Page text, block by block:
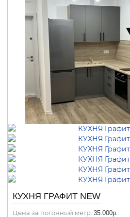
КУХНЯ ГРАФИТ NEW
Цена за погонный метр: 35.000р.